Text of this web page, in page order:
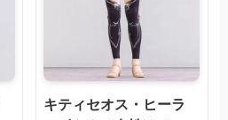
キティセオス・ヒーラ